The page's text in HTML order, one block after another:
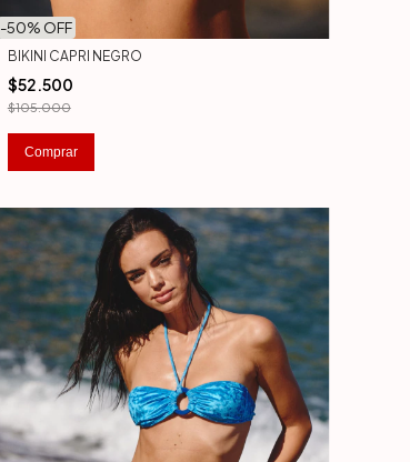
-50% OFF
BIKINI CAPRI NEGRO
$52.500
$105.000
Comprar